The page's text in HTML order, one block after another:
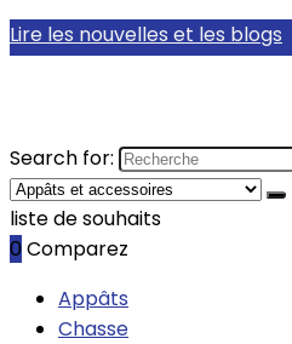
Lire les nouvelles et les blogs
Search for:
liste de souhaits
0 Comparez
Appâts
Chasse